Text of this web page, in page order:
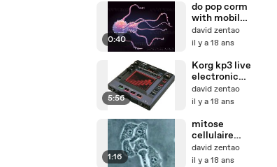
0:40
do pop corm
with mobil
phone
david zentao
il y a 18 ans
5:56
Korg kp3 live
electronic
experience
david zentao
il y a 18 ans
1:16
mitose
cellulaire
revolution
epigenetique
david zentao
il y a 18 ans